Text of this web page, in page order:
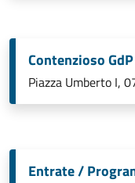
Contenzioso
Piazza Umberto I,
Entrate /